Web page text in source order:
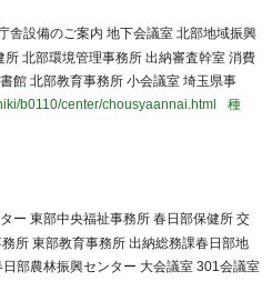
舎設備のご案内 地下会議室 北部地域振興
所 北部環境管理事務所 出納審査幹室 消費
館 北部教育事務所 小会議室 埼玉県事
b0110/center/chousyaannai.html
種
ー 東部中央福祉事務所 春日部保健所 交
所 東部教育事務所 出納総務課春日部地
部農林振興センター 大会議室 301会議室